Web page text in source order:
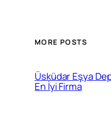
MORE POSTS
Üsküdar Eşya
En İyi Firma